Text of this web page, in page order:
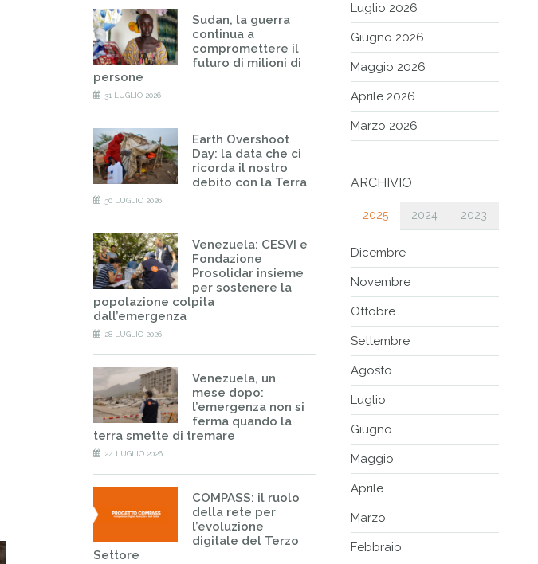
Sudan, la guerra
continua a
compromettere il
futuro di milioni di
persone
31 LUGLIO 2026
Earth Overshoot
Day: la data che ci
ricorda il nostro
debito con la Terra
30 LUGLIO 2026
Venezuela: CESVI e
Fondazione
Prosolidar insieme
per sostenere la
popolazione colpita
dall’emergenza
28 LUGLIO 2026
Venezuela, un
mese dopo:
l’emergenza non si
ferma quando la
terra smette di tremare
24 LUGLIO 2026
COMPASS: il ruolo
della rete per
l’evoluzione
digitale del Terzo
Settore
Luglio 2026
Giugno 2026
Maggio 2026
Aprile 2026
Marzo 2026
ARCHIVIO
2025 2024 2023
Dicembre
Novembre
Ottobre
Settembre
Agosto
Luglio
Giugno
Maggio
Aprile
Marzo
Febbraio